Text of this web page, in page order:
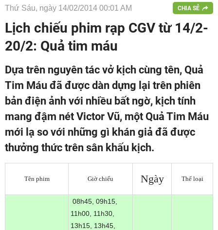
Thứ Sáu, ngày 14/02/2014 00:01 AM CHIA SẺ
Lịch chiếu phim rạp CGV từ 14/2-
20/2: Quả tim máu
Dựa trên nguyên tác vở kịch cùng tên, Quả
Tim Máu đã được dàn dựng lại trên phiên
bản điện ảnh với nhiều bất ngờ, kịch tính
mang đậm nét Victor Vũ, một Quả Tim Máu
mới lạ so với những gì khán giả đã được
thưởng thức trên sân khấu kịch.
Tên phim Giờ chiếu Ngày Thể loại
08h45, 09h15,
11h00, 11h30,
13h15, 13h45,